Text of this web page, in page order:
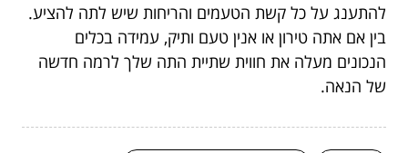
להתענג על כל קשת הטעמים והריחות שיש לתה להציע.
בין אם אתה טירון או אנין טעם ותיק, עמידה בכלים
הנכונים מעלה את חווית שתיית התה שלך לרמה חדשה
של הנאה.